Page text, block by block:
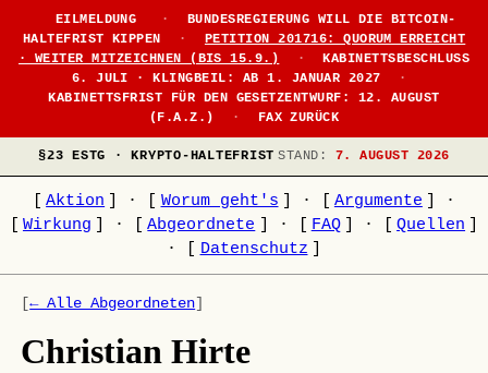
EILMELDUNG ·
BUNDESREGIERUNG WILL DIE BITCOIN-
HALTEFRIST KIPPEN
·
PETITION 201716: QUORUM ERREICHT
· WEITER MITZEICHNEN (BIS 15.9.)
·
KABINETTSBESCHLUSS
6. JULI · KLINGBEIL: AB 1. JANUAR 2027
·
KABINETTSFRIST FÜR DEN GESETZENTWURF: 12. AUGUST
(F.A.Z.)
· FAX ZURÜCK
§23 ESTG · KRYPTO-HALTEFRIST STAND: 7. AUGUST 2026
Aktion · Worum geht's · Argumente
·
Wirkung · Abgeordnete · FAQ · Quellen
·
Datenschutz
[← Alle Abgeordneten]
Christian Hirte